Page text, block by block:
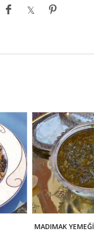
MADIMAK YEMEĞİ